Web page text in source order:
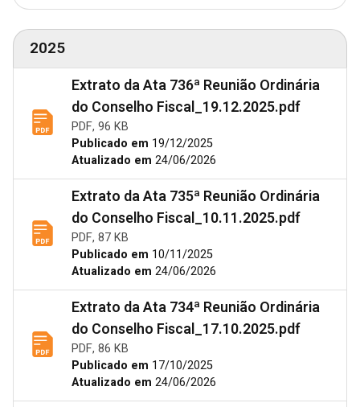
2025
Extrato da Ata 736ª Reunião Ordinária
do Conselho Fiscal_19.12.2025.pdf
PDF, 96 KB
Publicado em 19/12/2025
Atualizado em 24/06/2026
Extrato da Ata 735ª Reunião Ordinária
do Conselho Fiscal_10.11.2025.pdf
PDF, 87 KB
Publicado em 10/11/2025
Atualizado em 24/06/2026
Extrato da Ata 734ª Reunião Ordinária
do Conselho Fiscal_17.10.2025.pdf
PDF, 86 KB
Publicado em 17/10/2025
Atualizado em 24/06/2026